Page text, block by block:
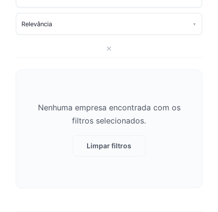
▾
Nenhuma empresa encontrada com os
filtros selecionados.
Limpar filtros